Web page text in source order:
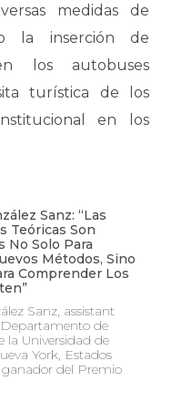
medidas de
la inserción de
los autobuses
turística de los
en los
Sanz: “Las
Teóricas Son
No Solo Para
Métodos, Sino
Comprender Los
Sanz, assistant
Departamento de
la Universidad de
York, Estados
ganador del Premio